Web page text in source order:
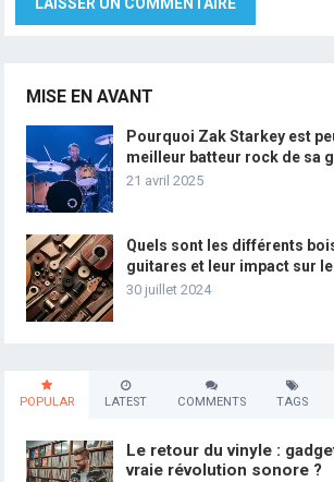
MISE EN AVANT
Pourquoi Zak Starkey est
meilleur batteur rock de sa
21 avril 2025
Quels sont les différents
guitares et leur impact sur le
30 juillet 2024
POPULAR LATEST COMMENTS TAGS
Le retour du vinyle :
vraie révolution sonore ?